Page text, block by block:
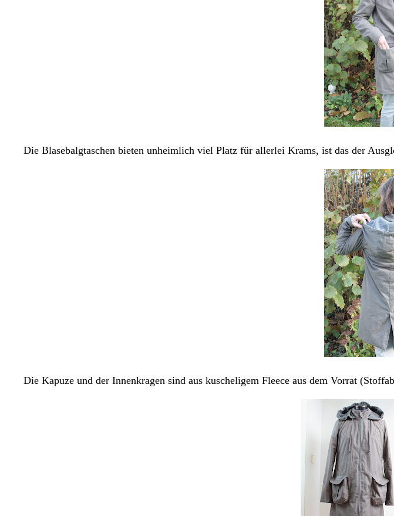
Die Blasebalgtaschen bieten unheimlich viel Platz für allerlei Krams, ist das der
Die Kapuze und der Innenkragen sind aus kuscheligem Fleece aus dem Vorrat